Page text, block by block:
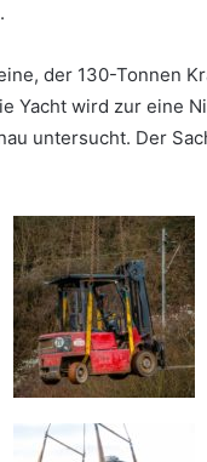
der 130-Tonnen
Yacht wird zur eine
untersucht. Der